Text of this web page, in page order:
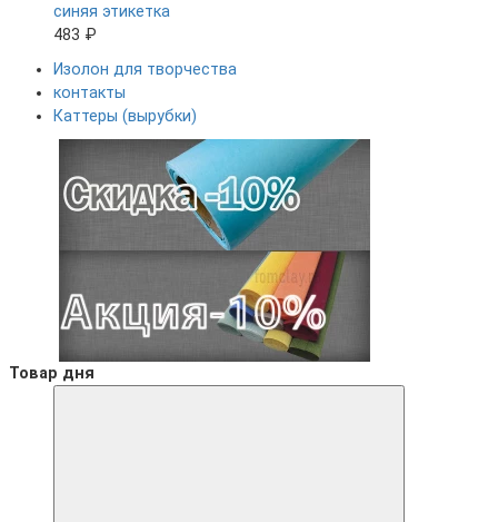
синяя этикетка
483 ₽
Изолон для творчества
контакты
Каттеры (вырубки)
Товар дня